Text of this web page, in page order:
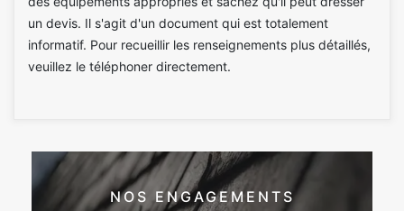
un devis. Il s'agit d'un document qui est totalement
informatif. Pour recueillir les renseignements plus détaillés,
veuillez le téléphoner directement.
NOS ENGAGEMENTS